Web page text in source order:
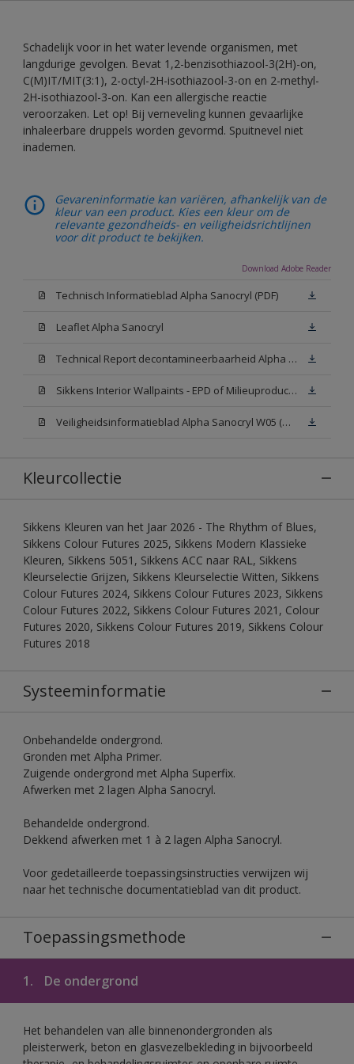
Schadelijk voor in het water levende organismen, met
langdurige gevolgen. Bevat 1,2-benzisothiazool-3(2H)-on,
C(M)IT/MIT(3:1), 2-octyl-2H-isothiazool-3-on en 2-methyl-
2H-isothiazool-3-on. Kan een allergische reactie
veroorzaken. Let op! Bij verneveling kunnen gevaarlijke
inhaleerbare druppels worden gevormd. Spuitnevel niet
inademen.
Gevareninformatie kan variëren, afhankelijk van de
kleur van een product. Kies een kleur om de
relevante gezondheids- en veiligheidsrichtlijnen
voor dit product te bekijken.
Download Adobe Reader
Technisch Informatieblad Alpha Sanocryl (PDF)
Leaflet Alpha Sanocryl
Technical Report decontamineerbaarheid Alpha Sanocryl
Sikkens Interior Wallpaints - EPD of Milieuproductverklaring
Veiligheidsinformatieblad Alpha Sanocryl W05 (MSDS)
Kleurcollectie
Sikkens Kleuren van het Jaar 2026 - The Rhythm of Blues,
Sikkens Colour Futures 2025, Sikkens Modern Klassieke
Kleuren, Sikkens 5051, Sikkens ACC naar RAL, Sikkens
Kleurselectie Grijzen, Sikkens Kleurselectie Witten, Sikkens
Colour Futures 2024, Sikkens Colour Futures 2023, Sikkens
Colour Futures 2022, Sikkens Colour Futures 2021, Colour
Futures 2020, Sikkens Colour Futures 2019, Sikkens Colour
Futures 2018
Systeeminformatie
Onbehandelde ondergrond.
Gronden met Alpha Primer.
Zuigende ondergrond met Alpha Superfix.
Afwerken met 2 lagen Alpha Sanocryl.
Behandelde ondergrond.
Dekkend afwerken met 1 à 2 lagen Alpha Sanocryl.
Voor gedetailleerde toepassingsinstructies verwijzen wij
naar het technische documentatieblad van dit product.
Toepassingsmethode
1. De ondergrond
Het behandelen van alle binnenondergronden als
pleisterwerk, beton en glasvezelbekleding in bijvoorbeeld